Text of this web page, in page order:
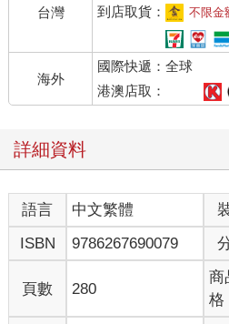
台灣
到店取貨：
不限金
海外
國際快遞：全球
港澳店取：
詳細資料
語言 中文繁體
ISBN
9786267690079
頁數 280
商
格